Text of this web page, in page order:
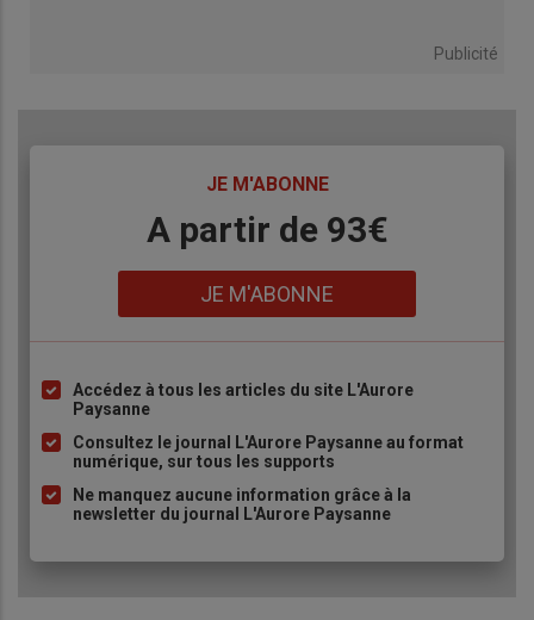
Publicité
JE M'ABONNE
A partir de 93€
JE M'ABONNE
Liste
puce
Accédez à tous les articles du site L'Aurore
Paysanne
Consultez le journal L'Aurore Paysanne au format
numérique, sur tous les supports
Ne manquez aucune information grâce à la
newsletter du journal L'Aurore Paysanne